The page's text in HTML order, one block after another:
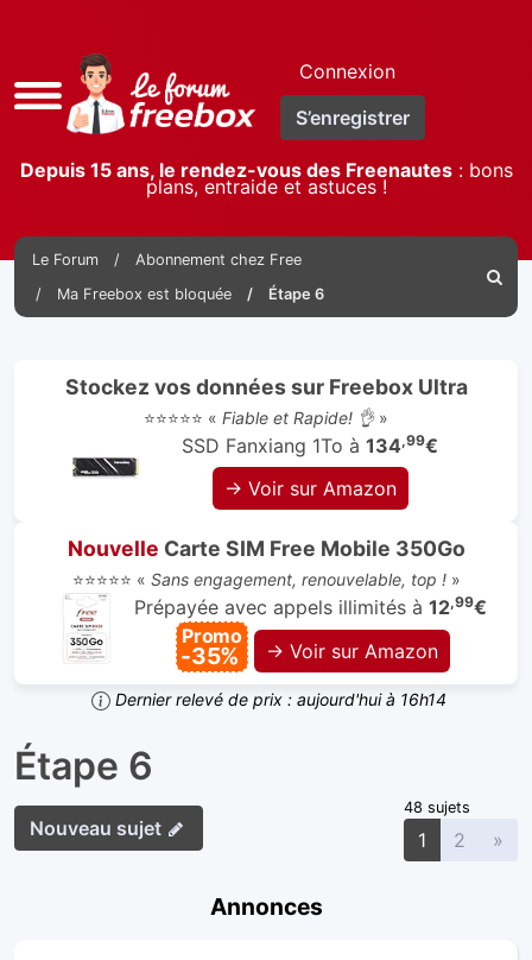
Accès
rapide
Connexion
S’enregistrer
Depuis 15 ans, le rendez-vous des Freenautes: bons
plans, entraide et astuces !
Le Forum
Abonnement chez Free
Ma Freebox est bloquée
Étape 6
Stockez vos données sur Freebox Ultra
⭐⭐⭐⭐⭐ « Fiable et Rapide! 👌»
SSD Fanxiang 1To à 134,99€
→ Voir sur Amazon
Nouvelle Carte SIM Free Mobile 350Go
⭐⭐⭐⭐⭐ « Sans engagement, renouvelable, top !»
Prépayée avec appels illimités à 12,99€
Promo
-35% → Voir sur Amazon
Dernier relevé de prix : aujourd'hui à 16h14
Étape 6
Nouveau sujet
48 sujets
1 2 »
Annonces